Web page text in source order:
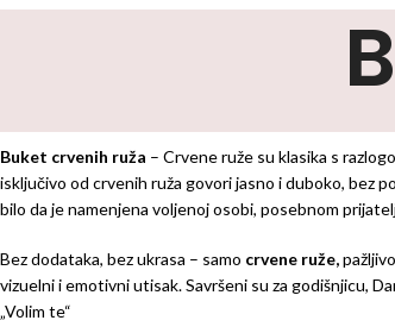
Buket crvenih ruža – Crvene ruže su klasika s
isključivo od crvenih ruža govori jasno i duboko, bez
bilo da je namenjena voljenoj osobi, posebnom
Bez dodataka, bez ukrasa – samo crvene ruže,
vizuelni i emotivni utisak. Savršeni su za godišnjicu,
„Volim te“